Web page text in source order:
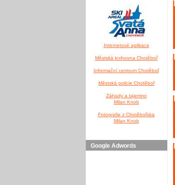
Internetové aplikace
Městská knihovna Chotěboř
Informační centrum Chotěboř
Městská policie Chotěboř
Záhady a tajemno
Milan Knob
Fotografie z Chotěbořska
Milan Knob
Google Adwords